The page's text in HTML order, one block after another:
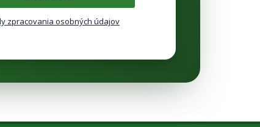
zpracovania osobných údajov